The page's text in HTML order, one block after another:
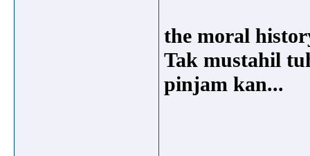
the moral
Tak mustahil
pinjam kan...